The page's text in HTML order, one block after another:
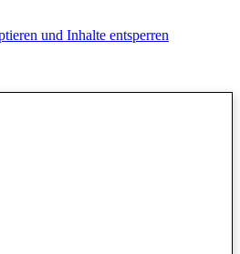
und Inhalte entsperren